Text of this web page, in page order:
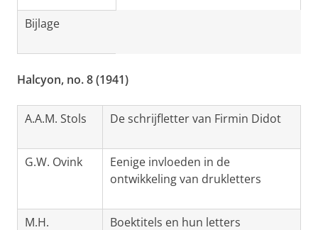
Bijlage
Halcyon, no. 8 (1941)
A.A.M. Stols De schrijfletter van Firmin Didot
G.W. Ovink
Eenige invloeden in de
ontwikkeling van drukletters
M.H. Boektitels en hun letters